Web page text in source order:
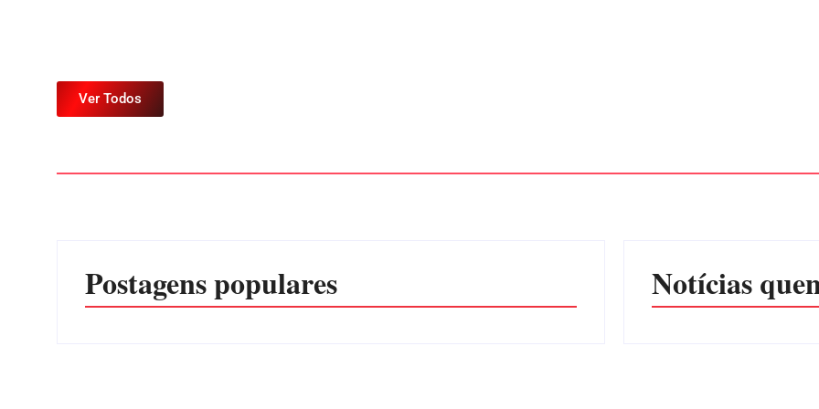
Ver Todos
Postagens populares Notícias